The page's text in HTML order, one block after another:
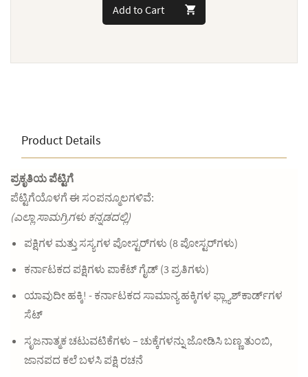
Add to Cart
Product Details
ಪ್ರಕೃತಿಯ ಪೆಟ್ಟಿಗೆ
ಪೆಟ್ಟಿಗೆಯೊಳಗೆ ಈ ಸಂಪನ್ಮೂಲಗಳಿವೆ:
(ಎಲ್ಲಾ ಸಾಮಗ್ರಿಗಳು ಕನ್ನಡದಲ್ಲಿ)
ಪಕ್ಷಿಗಳ ಮತ್ತು ಸಸ್ಯಗಳ ಪೋಸ್ಟರ್‌ಗಳು (8 ಪೋಸ್ಟರ್‌ಗಳು)
ಕರ್ನಾಟಕದ ಪಕ್ಷಿಗಳು ಪಾಕೆಟ್ ಗೈಡ್‌ (3 ಪ್ರತಿಗಳು)
ಯಾವುದೀ ಹಕ್ಕಿ! - ಕರ್ನಾಟಕದ ಸಾಮಾನ್ಯ ಹಕ್ಕಿಗಳ ಫ್ಲ್ಯಾಶ್‌ಕಾರ್ಡ್‌ಗಳ
ಸೆಟ್
ಸೃಜನಾತ್ಮಕ ಚಟುವಟಿಕೆಗಳು – ಚುಕ್ಕೆಗಳನ್ನು ಜೋಡಿಸಿ ಬಣ್ಣ ತುಂಬಿ,
ಜಾನಪದ ಕಲೆ ಬಳಸಿ ಪಕ್ಷಿ ರಚನೆ